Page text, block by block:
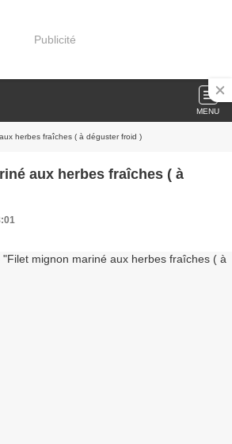
Publicité
MENU
herbes fraîches ( à déguster froid )
aux herbes fraîches ( à